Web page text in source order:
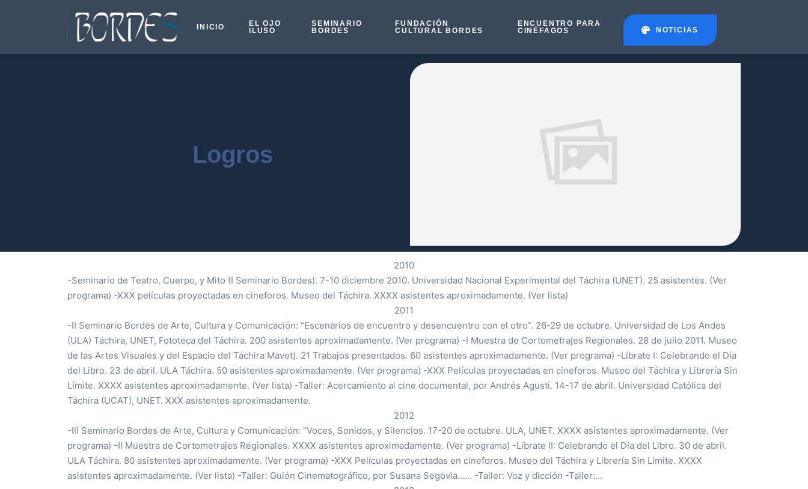
INICIO
EL OJO
ILUSO
SEMINARIO
BORDES
FUNDACIÓN
CULTURAL BORDES
ENCUENTRO PARA
CINÉFAGOS
NOTICIAS
Logros
2010
-Seminario de Teatro, Cuerpo, y Mito (I Seminario Bordes). 7-10 diciembre 2010. Universidad Nacional Experimental del Táchira (UNET). 25 asistentes. (Ver
programa) -XXX películas proyectadas en cineforos. Museo del Táchira. XXXX asistentes aproximadamente. (Ver lista)
2011
-II Seminario Bordes de Arte, Cultura y Comunicación: “Escenarios de encuentro y desencuentro con el otro”. 26-29 de octubre. Universidad de Los Andes
(ULA) Táchira, UNET, Fototeca del Táchira. 200 asistentes aproximadamente. (Ver programa) -I Muestra de Cortometrajes Regionales. 28 de julio 2011. Museo
de las Artes Visuales y del Espacio del Táchira Mavet). 21 Trabajos presentados. 60 asistentes aproximadamente. (Ver programa) -Líbrate I: Celebrando el Día
del Libro. 23 de abril. ULA Táchira. 50 asistentes aproximadamente. (Ver programa) -XXX Películas proyectadas en cineforos. Museo del Táchira y Librería Sin
Límite. XXXX asistentes aproximadamente. (Ver lista) -Taller: Acercamiento al cine documental, por Andrés Agusti. 14-17 de abril. Universidad Católica del
Táchira (UCAT), UNET. XXX asistentes aproximadamente.
2012
-III Seminario Bordes de Arte, Cultura y Comunicación: “Voces, Sonidos, y Silencios. 17-20 de octubre. ULA, UNET. XXXX asistentes aproximadamente. (Ver
programa) -II Muestra de Cortometrajes Regionales. XXXX asistentes aproximadamente. (Ver programa) -Líbrate II: Celebrando el Día del Libro. 30 de abril.
ULA Táchira. 80 asistentes aproximadamente. (Ver programa) -XXX Películas proyectadas en cineforos. Museo del Táchira y Librería Sin Límite. XXXX
asistentes aproximadamente. (Ver lista) -Taller: Guión Cinematográfico, por Susana Segovia…… -Taller: Voz y dicción -Taller:…